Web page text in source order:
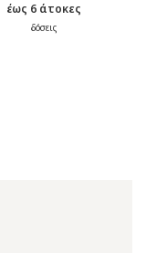
έως 6 άτοκες
δόσεις